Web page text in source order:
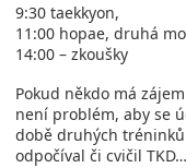
9:30 taekkyon,
11:00 hopae, druhá
14:00 – zkoušky
Pokud někdo má
není problém, aby se
době druhých
odpočíval či cvičil TKD…